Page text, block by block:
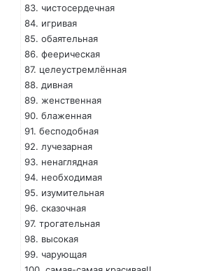
83. чистосердечная
84. игривая
85. обаятельная
86. феерическая
87. целеустремлённая
88. дивная
89. женственная
90. блаженная
91. бесподобная
92. лучезарная
93. ненаглядная
94. необходимая
95. изумительная
96. сказочная
97. трогательная
98. высокая
99. чарующая